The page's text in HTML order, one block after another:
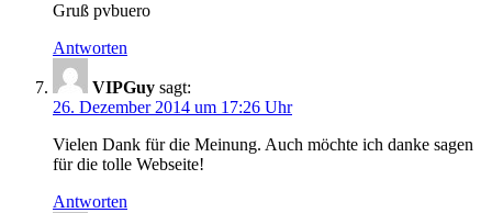
Gruß pvbuero
Antworten
VIPGuy sagt:
26. Dezember 2014 um 17:26 Uhr
Vielen Dank für die Meinung. Auch möchte ich danke sagen
für die tolle Webseite!
Antworten